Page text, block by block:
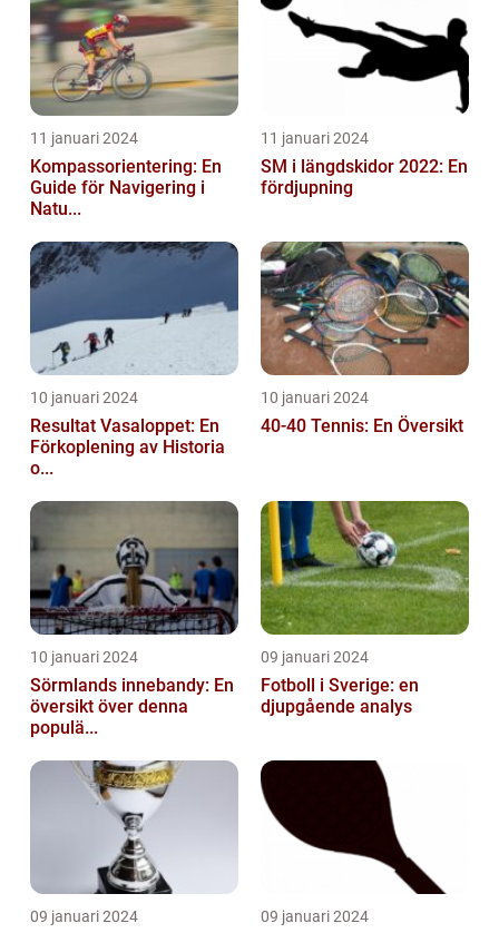
11 januari 2024
Kompassorientering: En
Guide för Navigering i
Natu...
11 januari 2024
SM i längdskidor 2022: En
fördjupning
10 januari 2024
Resultat Vasaloppet: En
Förkoplening av Historia
o...
10 januari 2024
40-40 Tennis: En Översikt
10 januari 2024
Sörmlands innebandy: En
översikt över denna
populä...
09 januari 2024
Fotboll i Sverige: en
djupgående analys
09 januari 2024 09 januari 2024